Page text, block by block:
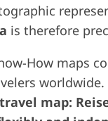
is therefore
How maps
worldwide.
map: